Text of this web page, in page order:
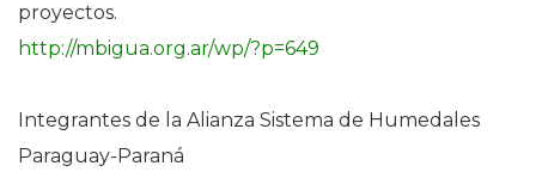
proyectos.
http://mbigua.org.ar/wp/?p=649
Integrantes de la Alianza Sistema de Humedales
Paraguay-Paraná